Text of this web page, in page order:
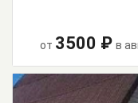
от 3500 ₽ в